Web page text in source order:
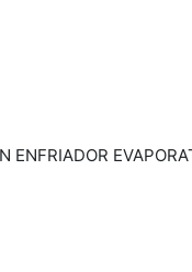
ENFRIADOR